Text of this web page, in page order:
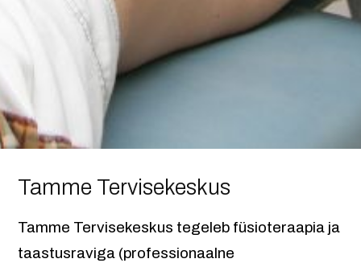
Tamme Tervisekeskus
Tamme Tervisekeskus tegeleb füsioteraapia ja
taastusraviga (professionaalne